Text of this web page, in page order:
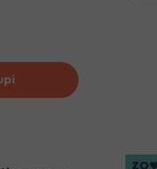
listu želja